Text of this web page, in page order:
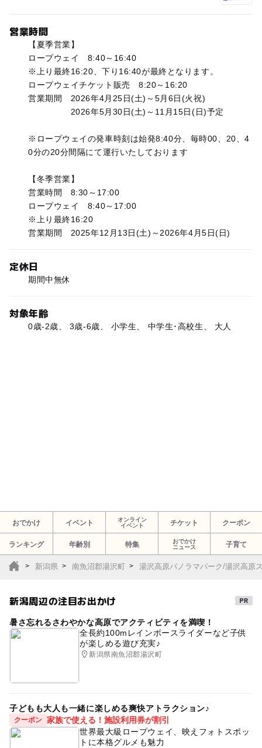
営業時間
【夏季営業】
ロープウェイ 8:40～16:40
※上り最終16:20、下り16:40が最終となります。
ロープウェイチケット販売 8:20～16:20
営業期間 2026年4月25日(土)～5月6日(火祝)
2026年5月30日(土)～11月15日(日)予定
※ロープウェイの発車時刻は始発8:40分、毎時00、20、4
0分の20分間隔にて運行いたしております
【冬季営業】
営業時間 8:30～17:00
ロープウェイ 8:40～17:00
※上り最終16:20
営業期間 2025年12月13日(土)～2026年4月5日(日)
定休日
期間中無休
対象年齢
0歳-2歳、 3歳-6歳、 小学生、 中学生･高校生、 大人
おでかけ イベント
オンライン
イベント
チケット クーポン
ランキング 年齢別 特集
おでかけ
ニュース
子育て
新潟県 南魚沼郡湯沢町 湯沢高原パノラマパーク/湯沢高原
新潟周辺の注目お出かけ
暑さ忘れるさわやかな高原でアクティビティを満喫！
全長約100mレインボースライダーなど子供
が楽しめる遊び充実♪
新潟県南魚沼郡湯沢町
子どもも大人も一緒に楽しめる爽快アトラクション♪
クーポン 家族で使える！施設利用券が割引
世界最大級ロープウェイ、映えフォトスポッ
トに本格グルメも魅力